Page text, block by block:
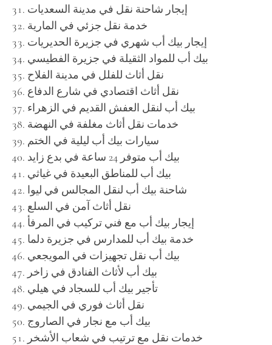
إيجار شاحنة نقل في مدينة السعديات
خدمة نقل جزئي في المارية
إيجار بيك أب شهري في جزيرة الحديريات
بيك أب للمواد الثقيلة في جزيرة الفطيسي
نقل أثاث للفلل في مدينة الفلاح
نقل أثاث اقتصادي في شارع الدفاع
بيك أب لنقل العفش القديم في الزهراء
خدمات نقل أثاث مغلفة في النهضة
سيارات بيك أب ليلية في الختم
بيك أب متوفر 24 ساعة في بدع زايد
بيك أب للمناطق البعيدة في غياثي
شاحنة بيك أب لنقل المجالس في ليوا
نقل أثاث آمن في السلع
إيجار بيك أب مع فني تركيب في المرفأ
خدمة بيك أب للمدارس في جزيرة دلما
بيك أب نقل تجهيزات في المويجعي
بيك أب لأثاث الفنادق في زاخر
تأجير بيك أب للسجاد في هيلي
نقل أثاث فوري في الجيمي
بيك أب مع نجار في الصاروج
خدمات نقل مع ترتيب في شعاب الأشخر